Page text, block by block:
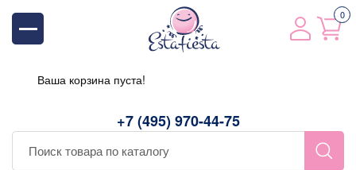
+7 (495) 970-44-75
0
Ваша корзина пуста!